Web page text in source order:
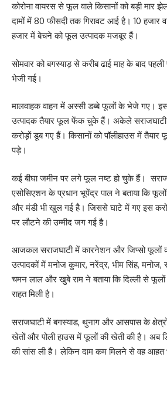
कोरोना वायरस से फूल वाले किसानों को बड़ी मार
दामों में 80 फीसदी तक गिरावट आई है। 10 हजार
हजार में बेचने को फूल उत्पादक मजबूर हैं।
सोमवार को बगस्याड़ से करीब ढाई माह के बाद
भेजी गई।
मालवाहक वाहन में अस्सी डब्बे फूलों के भेजे गए।
उत्पादक तैयार फूल फेंक चुके हैं। अकेले सराजघाटी
करोड़ों डूब गए हैं। किसानों को पॉलीहाउस में तैयार
पड़े।
कई बीघा जमीन पर लगे फूल नष्ट हो चुके हैं। सराज
एसोसिएशन के प्रधान भूपेंद्र पाल ने बताया कि
और मंडी भी खुल गई है। जिससे घाटे में गए इस
पर लौटने की उम्मीद जग गई है।
आजकल सराजघाटी में कारनेशन और जिप्सो फूलों की
उत्पादकों में मनोज कुमार, नरेंद्र, भीम सिंह, मनोज,
चमन लाल और खुबे राम ने बताया कि दिल्ली से
राहत मिली है।
सराजघाटी में बगस्याड, थुनाग और आसपास के
खेतों और पोली हाउस में फूलों की खेती की है। अब
की सांस ली है। लेकिन दाम कम मिलने से वह आहत